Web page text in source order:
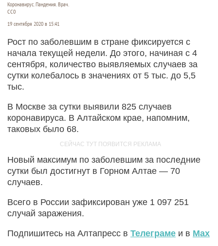
Коронавирус. Пандемия. Врач.
CC0
19 сентября 2020 в 15:41
Рост по заболевшим в стране фиксируется с
начала текущей недели. До этого, начиная с 4
сентября, количество выявляемых случаев за
сутки колебалось в значениях от 5 тыс. до 5,5
тыс.
В Москве за сутки выявили 825 случаев
коронавируса. В Алтайском крае, напомним,
таковых было 68.
Новый максимум по заболевшим за последние
сутки был достигнут в Горном Алтае — 70
случаев.
Всего в России зафиксирован уже 1 097 251
случай заражения.
Подпишитесь на Алтапресс в Телеграме и в Max